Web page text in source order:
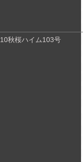
秋桜ハイム103号